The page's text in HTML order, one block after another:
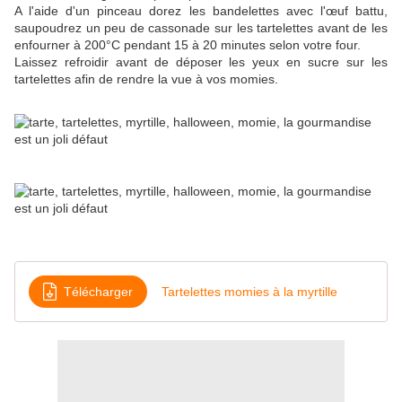
A l'aide d'un pinceau dorez les bandelettes avec l'œuf battu,
saupoudrez un peu de cassonade sur les tartelettes avant de les
enfourner à 200°C pendant 15 à 20 minutes selon votre four.
Laissez refroidir avant de déposer les yeux en sucre sur les
tartelettes afin de rendre la vue à vos momies.
Télécharger Tartelettes momies à la myrtille